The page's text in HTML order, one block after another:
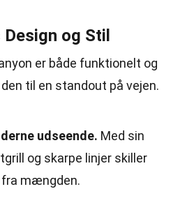
Design og Stil
er både funktionelt og
til en standout på vejen.
udseende. Med sin
og skarpe linjer skiller
fra mængden.